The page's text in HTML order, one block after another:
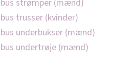
strømper (mænd)
trusser (kvinder)
underbukser (mænd)
undertrøje (mænd)